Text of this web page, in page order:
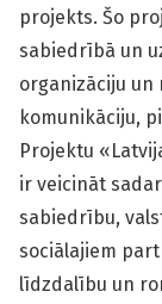
projekts. Šo
sabiedrībā un
organizāciju un
komunikāciju,
Projektu
ir veicināt
sabiedrību,
sociālajiem
līdzdalību un